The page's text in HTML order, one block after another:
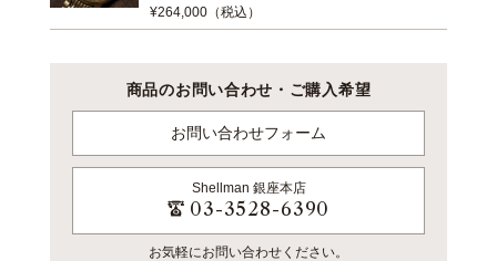
¥264,000（税込）
商品のお問い合わせ・ご購入希望
お問い合わせフォーム
Shellman 銀座本店
03-3528-6390
お気軽にお問い合わせください。